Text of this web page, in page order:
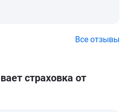
Все отзывы
страховка от